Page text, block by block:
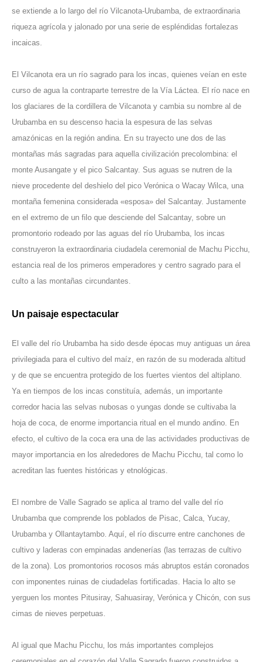
se extiende a lo largo del río Vilcanota-Urubamba, de extraordinaria
riqueza agrícola y jalonado por una serie de espléndidas fortalezas
incaicas.
El Vilcanota era un río sagrado para los incas, quienes veían en este
curso de agua la contraparte terrestre de la Vía Láctea. El río nace en
los glaciares de la cordillera de Vilcanota y cambia su nombre al de
Urubamba en su descenso hacia la espesura de las selvas
amazónicas en la región andina. En su trayecto une dos de las
montañas más sagradas para aquella civilización precolombina: el
monte Ausangate y el pico Salcantay. Sus aguas se nutren de la
nieve procedente del deshielo del pico Verónica o Wacay Wilca, una
montaña femenina considerada «esposa» del Salcantay. Justamente
en el extremo de un filo que desciende del Salcantay, sobre un
promontorio rodeado por las aguas del río Urubamba, los incas
construyeron la extraordinaria ciudadela ceremonial de Machu Picchu,
estancia real de los primeros emperadores y centro sagrado para el
culto a las montañas circundantes.
Un paisaje espectacular
El valle del río Urubamba ha sido desde épocas muy antiguas un área
privilegiada para el cultivo del maíz, en razón de su moderada altitud
y de que se encuentra protegido de los fuertes vientos del altiplano.
Ya en tiempos de los incas constituía, además, un importante
corredor hacia las selvas nubosas o yungas donde se cultivaba la
hoja de coca, de enorme importancia ritual en el mundo andino. En
efecto, el cultivo de la coca era una de las actividades productivas de
mayor importancia en los alrededores de Machu Picchu, tal como lo
acreditan las fuentes históricas y etnológicas.
El nombre de Valle Sagrado se aplica al tramo del valle del río
Urubamba que comprende los poblados de Pisac, Calca, Yucay,
Urubamba y Ollantaytambo. Aquí, el río discurre entre canchones de
cultivo y laderas con empinadas andenerías (las terrazas de cultivo
de la zona). Los promontorios rocosos más abruptos están coronados
con imponentes ruinas de ciudadelas fortificadas. Hacia lo alto se
yerguen los montes Pitusiray, Sahuasiray, Verónica y Chicón, con sus
cimas de nieves perpetuas.
Al igual que Machu Picchu, los más importantes complejos